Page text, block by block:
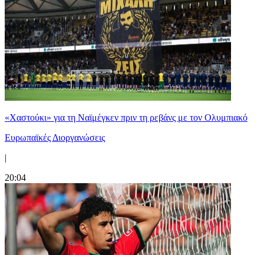
«Χαστούκι» για τη Ναϊμέγκεν πριν τη ρεβάνς με τον Ολυμπιακό
Ευρωπαϊκές Διοργανώσεις
|
20:04